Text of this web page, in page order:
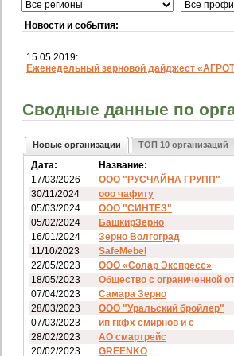
Новости и события:
15.05.2019:
Еженедельный зерновой дайджест
Сводные данные по
Новые организации ТОП 10 организаций
Дата: Название:
17/03/2026
ООО "РУСЧАЙНА ГРУПП"
30/11/2024
ооо чафиту
05/03/2024
ООО "СИНТЕЗ"
05/02/2024
БашкирЗерно
16/01/2024
Зерно Волгоград
11/10/2023
SafeMebel
22/05/2023
ООО «Солар Экспресс»
18/05/2023
Общество с ограниченной
07/04/2023
Самара Зерно
28/03/2023
ООО "Уральский бройлер"
07/03/2023
ип гкфх смирнов и с
28/02/2023
АО смартрейс
20/02/2023
GREENKO